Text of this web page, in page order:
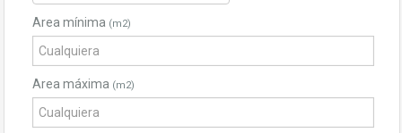
Area mínima (m2)
Area máxima (m2)